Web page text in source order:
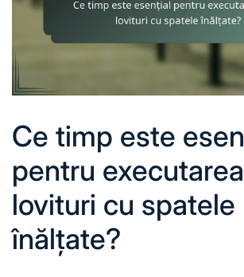
Ce timp este
pentru
lovituri cu spatele
înălțate?